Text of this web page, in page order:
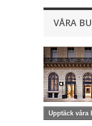
VÅRA
Upptäck våra